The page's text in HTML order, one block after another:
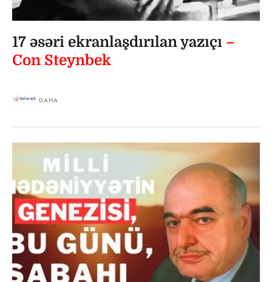
17 əsəri ekranlaşdırılan yazıçı –
Con Steynbek
DAHA